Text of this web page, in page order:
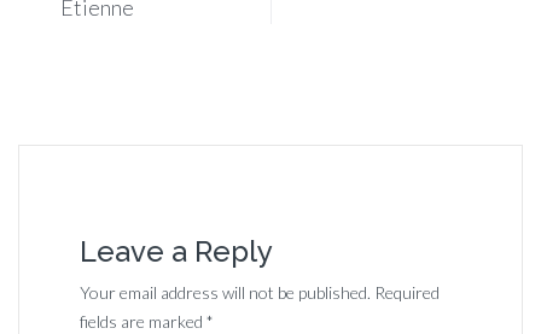
Etienne
Leave a Reply
Your email address will not be published. Required
fields are marked *